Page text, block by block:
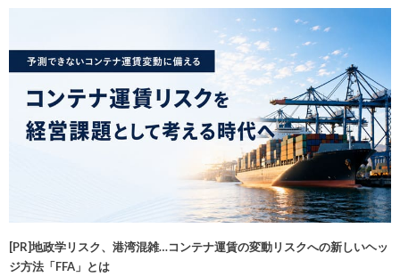
[PR]地政学リスク、港湾混雑…コンテナ運賃の変動リスクへの新しいヘッ
ジ方法「FFA」とは